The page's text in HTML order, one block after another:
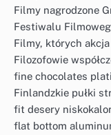
Filmy nagrodzone
Festiwalu
Filmy, których
Filozofowie
fine chocolates
Finlandzkie pułki
fit desery
flat bottom